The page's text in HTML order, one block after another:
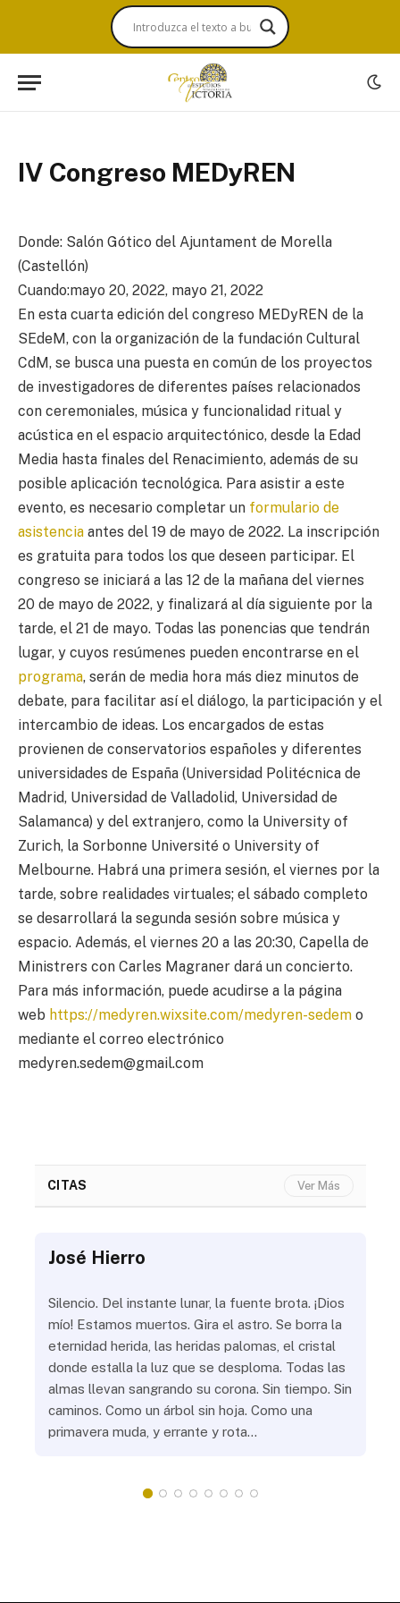
IV Congreso MEDyREN
Donde: Salón Gótico del Ajuntament de Morella
(Castellón)
Cuando:mayo 20, 2022, mayo 21, 2022
En esta cuarta edición del congreso MEDyREN de la
SEdeM, con la organización de la fundación Cultural
CdM, se busca una puesta en común de los proyectos
de investigadores de diferentes países relacionados
con ceremoniales, música y funcionalidad ritual y
acústica en el espacio arquitectónico, desde la Edad
Media hasta finales del Renacimiento, además de su
posible aplicación tecnológica. Para asistir a este
evento, es necesario completar un formulario de
asistencia antes del 19 de mayo de 2022. La inscripción
es gratuita para todos los que deseen participar. El
congreso se iniciará a las 12 de la mañana del viernes
20 de mayo de 2022, y finalizará al día siguiente por la
tarde, el 21 de mayo. Todas las ponencias que tendrán
lugar, y cuyos resúmenes pueden encontrarse en el
programa, serán de media hora más diez minutos de
debate, para facilitar así el diálogo, la participación y el
intercambio de ideas. Los encargados de estas
provienen de conservatorios españoles y diferentes
universidades de España (Universidad Politécnica de
Madrid, Universidad de Valladolid, Universidad de
Salamanca) y del extranjero, como la University of
Zurich, la Sorbonne Université o University of
Melbourne. Habrá una primera sesión, el viernes por la
tarde, sobre realidades virtuales; el sábado completo
se desarrollará la segunda sesión sobre música y
espacio. Además, el viernes 20 a las 20:30, Capella de
Ministrers con Carles Magraner dará un concierto.
Para más información, puede acudirse a la página
web https://medyren.wixsite.com/medyren-sedem o
mediante el correo electrónico
medyren.sedem@gmail.com
CITAS Ver Más
José Hierro
Silencio. Del instante lunar, la fuente brota. ¡Dios
mío! Estamos muertos. Gira el astro. Se borra la
eternidad herida, las heridas palomas, el cristal
donde estalla la luz que se desploma. Todas las
almas llevan sangrando su corona. Sin tiempo. Sin
caminos. Como un árbol sin hoja. Como una
primavera muda, y errante y rota…